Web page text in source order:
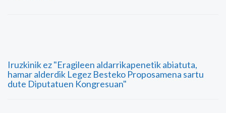
Iruzkinik ez "Eragileen aldarrikapenetik abiatuta,
hamar alderdik Legez Besteko Proposamena sartu
dute Diputatuen Kongresuan"